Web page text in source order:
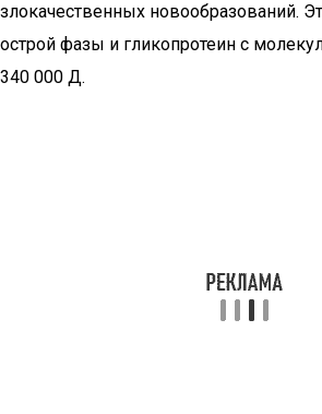
злокачественных новообразований.
острой фазы и гликопротеин с
340 000 Д.